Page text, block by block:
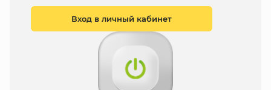
Вход в личный кабинет